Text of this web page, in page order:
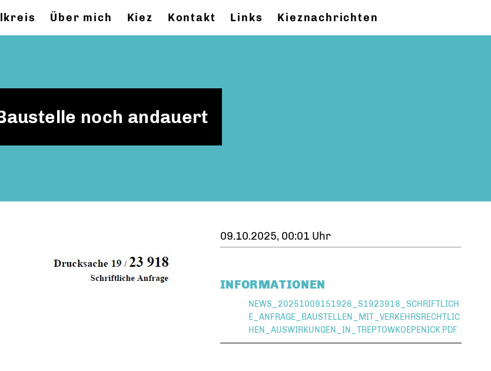
Über mich Kiez Kontakt Links
Kieznachrichten
noch andauert
09.10.2025, 00:01 Uhr
INFORMATIONEN
NEWS_20251009151926_S1923918_SCHRIFTLICH
E_ANFRAGE_BAUSTELLEN_MIT_VERKEHRSRECHTLIC
HEN_AUSWIRKUNGEN_IN_TREPTOWKOEPENICK.PDF